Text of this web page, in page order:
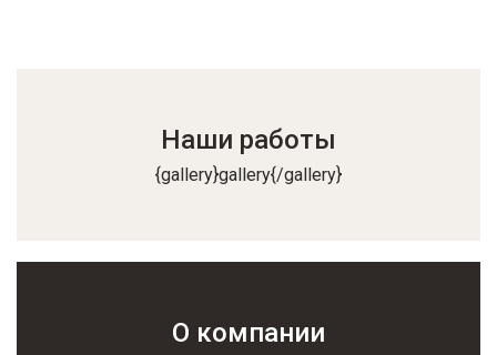
Наши работы
{gallery}gallery{/gallery}
О компании